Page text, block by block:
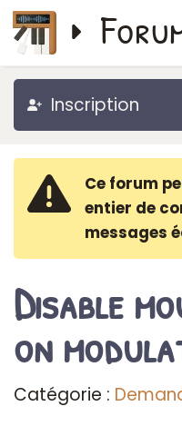
Inscription
Ce forum
entier de
messages
Disable
on
Catégorie :